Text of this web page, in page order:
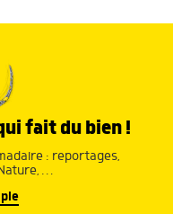
fait du bien !
: reportages,
…